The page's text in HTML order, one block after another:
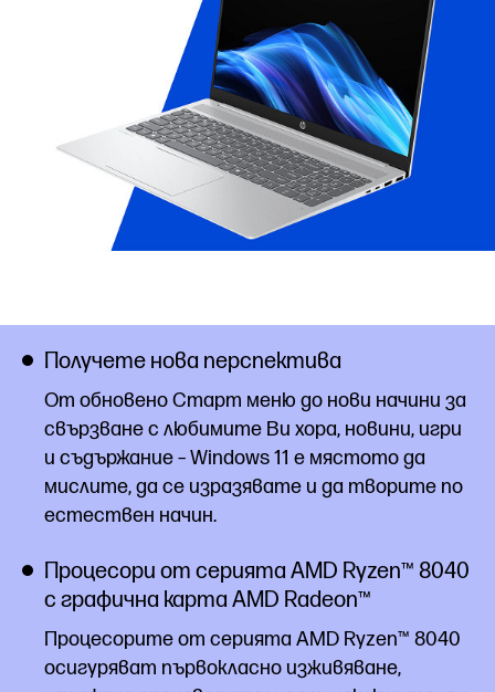
Получете нова перспектива
От обновено Старт меню до нови начини за
свързване с любимите Ви хора, новини, игри
и съдържание – Windows 11 е мястото да
мислите, да се изразявате и да творите по
естествен начин.
Процесори от серията AMD Ryzen™ 8040
с графична карта AMD Radeon™
Процесорите от серията AMD Ryzen™ 8040
осигуряват първокласно изживяване,